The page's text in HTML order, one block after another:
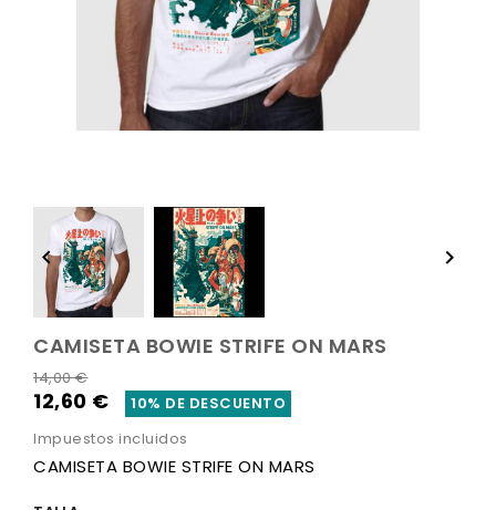
 
CAMISETA BOWIE STRIFE ON MARS
14,00 €
12,60 €
10% DE DESCUENTO
Impuestos incluidos
CAMISETA BOWIE STRIFE ON MARS